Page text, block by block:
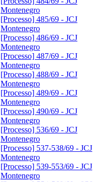
Montenegro
[Processo] 485/69 - JCJ
Montenegro
[Processo] 486/69 - JCJ
Montenegro
[Processo] 487/69 - JCJ
Montenegro
[Processo] 488/69 - JCJ
Montenegro
[Processo] 489/69 - JCJ
Montenegro
[Processo] 490/69 - JCJ
Montenegro
[Processo] 536/69 - JCJ
Montenegro
[Processo] 537-538/69 - JCJ
Montenegro
[Processo] 539-553/69 - JCJ
Montenegro